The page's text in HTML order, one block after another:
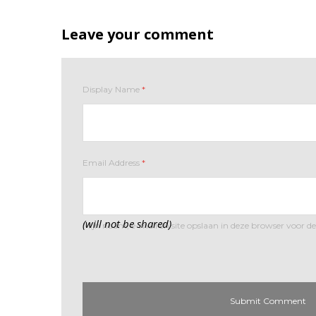
Leave your comment
Display Name *
Email Address *
(will not be shared)
Mijn naam, e-mail en site opslaan in deze browser voor